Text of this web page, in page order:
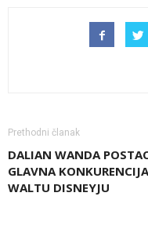
Prethodni članak
DALIAN WANDA
GLAVNA KONKURENCIJA
WALTU DISNEYJU